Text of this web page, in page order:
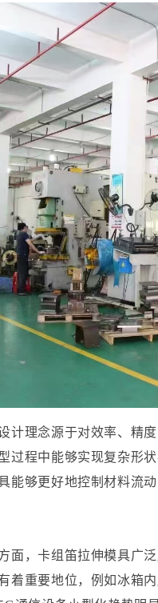
计理念源于对效率、精
过程中能够实现复杂形
能够更好地控制材料流
面，卡组笛拉伸模具广
着重要地位，例如冰箱